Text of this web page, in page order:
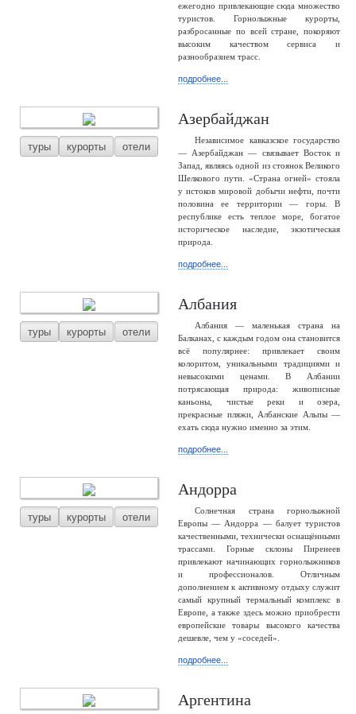
ежегодно привлекающие сюда множество
туристов. Горнолыжные курорты,
разбросанные по всей стране, покоряют
высоким качеством сервиса и
разнообразием трасс.
подробнее...
туры курорты отели
Азербайджан
Независимое кавказское государство
— Азербайджан — связывает Восток и
Запад, являясь одной из стоянок Великого
Шелкового пути. «Страна огней» стояла
у истоков мировой добычи нефти, почти
половина ее территории — горы. В
республике есть теплое море, богатое
историческое наследие, экзотическая
природа.
подробнее...
туры курорты отели
Албания
Албания — маленькая страна на
Балканах, с каждым годом она становится
всё популярнее: привлекает своим
колоритом, уникальными традициями и
невысокими ценами. В Албании
потрясающая природа: живописные
каньоны, чистые реки и озера,
прекрасные пляжи, Албанские Альпы —
ехать сюда нужно именно за этим.
подробнее...
туры курорты отели
Андорра
Солнечная страна горнолыжной
Европы — Андорра — балует туристов
качественными, технически оснащёнными
трассами. Горные склоны Пиренеев
привлекают начинающих горнолыжников
и профессионалов. Отличным
дополнением к активному отдыху служит
самый крупный термальный комплекс в
Европе, а также здесь можно приобрести
европейские товары высокого качества
дешевле, чем у «соседей».
подробнее...
Аргентина